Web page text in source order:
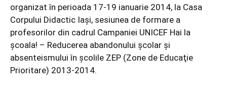
organizat în perioada 17-19 ianuarie 2014, la Casa
Corpului Didactic Iaşi, sesiunea de formare a
profesorilor din cadrul Campaniei UNICEF Hai la
școala! – Reducerea abandonului școlar și
absenteismului în școlile ZEP (Zone de Educaţie
Prioritare) 2013-2014.